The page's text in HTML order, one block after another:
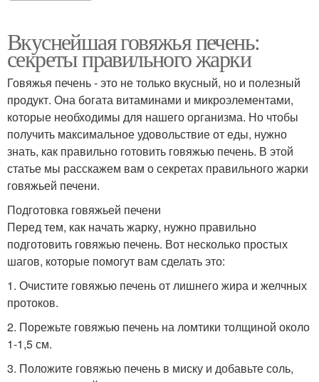
Вкуснейшая говяжья печень:
секреты правильного жарки
Говяжья печень - это не только вкусный, но и полезный
продукт. Она богата витаминами и микроэлементами,
которые необходимы для нашего организма. Но чтобы
получить максимальное удовольствие от еды, нужно
знать, как правильно готовить говяжью печень. В этой
статье мы расскажем вам о секретах правильного жарки
говяжьей печени.
Подготовка говяжьей печени
Перед тем, как начать жарку, нужно правильно
подготовить говяжью печень. Вот несколько простых
шагов, которые помогут вам сделать это:
1. Очистите говяжью печень от лишнего жира и желчных
протоков.
2. Порежьте говяжью печень на ломтики толщиной около
1-1,5 см.
3. Положите говяжью печень в миску и добавьте соль,